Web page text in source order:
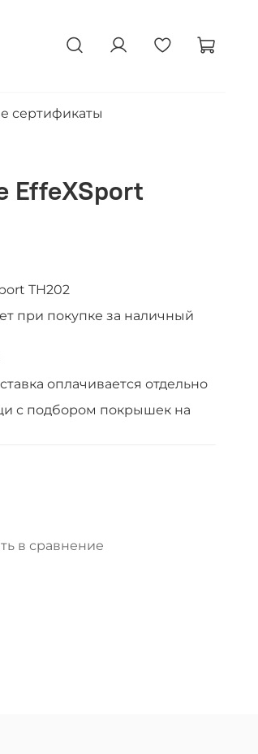
сертификаты
EffeXSport
в сравнение
TH202
при покупке за наличный
оплачивается отдельно
с подбором покрышек на